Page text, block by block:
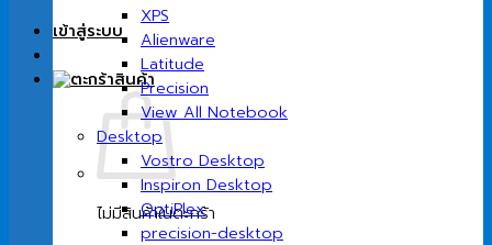
เข้าสู่ระบบ
ไม่มีสินค้าในตะกร้า
XPS
Alienware
Latitude
Precision
View All Notebook
Desktop
Vostro Desktop
Inspiron Desktop
OptiPlex
precision-desktop